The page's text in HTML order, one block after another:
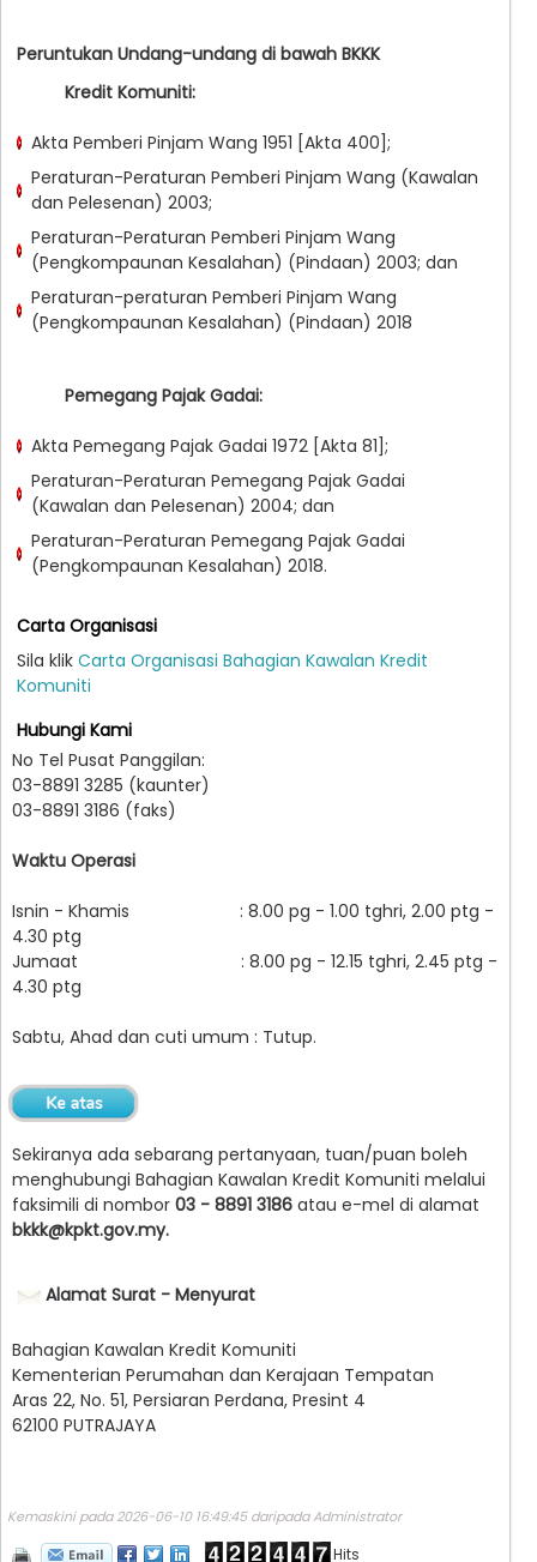
Peruntukan Undang-undang di bawah BKKK
Kredit Komuniti:
Akta Pemberi Pinjam Wang 1951 [Akta 400];
Peraturan-Peraturan Pemberi Pinjam Wang (Kawalan
dan Pelesenan) 2003;
Peraturan-Peraturan Pemberi Pinjam Wang
(Pengkompaunan Kesalahan) (Pindaan) 2003; dan
Peraturan-peraturan Pemberi Pinjam Wang
(Pengkompaunan Kesalahan) (Pindaan) 2018
Pemegang Pajak Gadai:
Akta Pemegang Pajak Gadai 1972 [Akta 81];
Peraturan-Peraturan Pemegang Pajak Gadai
(Kawalan dan Pelesenan) 2004; dan
Peraturan-Peraturan Pemegang Pajak Gadai
(Pengkompaunan Kesalahan) 2018.
Carta Organisasi
Sila klik Carta Organisasi Bahagian Kawalan Kredit
Komuniti
Hubungi Kami
No Tel Pusat Panggilan:
03-8891 3285 (kaunter)
03-8891 3186 (faks)
Waktu Operasi
Isnin - Khamis : 8.00 pg - 1.00 tghri, 2.00 ptg -
4.30 ptg
Jumaat : 8.00 pg - 12.15 tghri, 2.45 ptg -
4.30 ptg
Sabtu, Ahad dan cuti umum : Tutup.
Sekiranya ada sebarang pertanyaan, tuan/puan boleh
menghubungi Bahagian Kawalan Kredit Komuniti melalui
faksimili di nombor 03 - 8891 3186 atau e-mel di alamat
bkkk@kpkt.gov.my.
Alamat Surat - Menyurat
Bahagian Kawalan Kredit Komuniti
Kementerian Perumahan dan Kerajaan Tempatan
Aras 22, No. 51, Persiaran Perdana, Presint 4
62100 PUTRAJAYA
Kemaskini pada 2026-06-10 16:49:45 daripada Administrator
Hits